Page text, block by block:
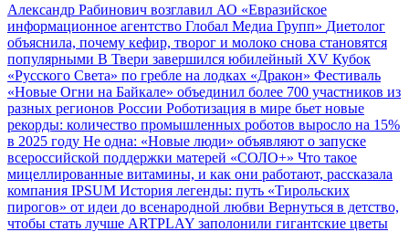
Александр Рабинович возглавил АО «Евразийское
информационное агентство Глобал Медиа Групп» Диетолог
объяснила, почему кефир, творог и молоко снова становятся
популярными В Твери завершился юбилейный XV Кубок
«Русского Света» по гребле на лодках «Дракон» Фестиваль
«Новые Огни на Байкале» объединил более 700 участников из
разных регионов России Роботизация в мире бьет новые
рекорды: количество промышленных роботов выросло на 15%
в 2025 году Не одна: «Новые люди» объявляют о запуске
всероссийской поддержки матерей «СОЛО+» Что такое
мицеллированные витамины, и как они работают, рассказала
компания IPSUM История легенды: путь «Тирольских
пирогов» от идеи до всенародной любви Вернуться в детство,
чтобы стать лучше ARTPLAY заполонили гигантские цветы